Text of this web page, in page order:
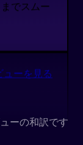
でスムー
ューを見る
ーの和訳です